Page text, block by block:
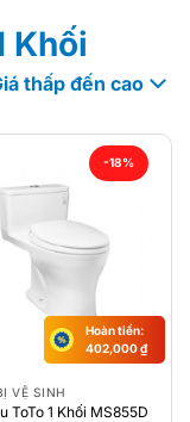
Khối
thấp đến cao
-18%
Hoàn tiền:
402,000₫
VỆ SINH
ToTo 1 Khối MS855D